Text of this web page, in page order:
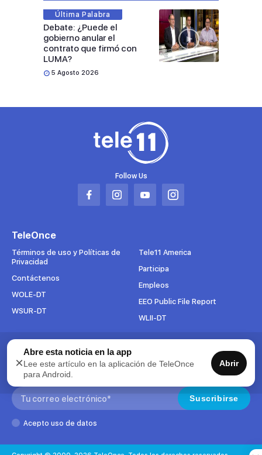
Última Palabra
Debate: ¿Puede el
gobierno anular el
contrato que firmó con
LUMA?
5 Agosto 2026
Follow Us
Abrir
pestaña
Abrir
pestaña
Abrir
pestaña
Abrir
pestaña
TeleOnce
Términos de uso y Políticas de
Privacidad
Contáctenos
WOLE-DT
WSUR-DT
Tele11 America
Participa
Empleos
EEO Public File Report
WLII-DT
Suscríbete al boletín
Para mantenerse al tanto de todo lo que pasa en TeleOnce,
suscríbase ahora a nuestros boletines.
Search: Suscribirse
Acepto uso de datos
×
Abre esta noticia en la app
Lee este artículo en la aplicación de TeleOnce
para Android.
Abrir